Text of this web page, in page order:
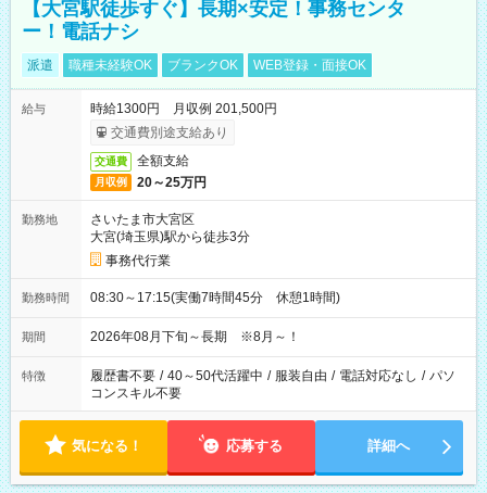
【大宮駅徒歩すぐ】長期×安定！事務センタ
ー！電話ナシ
派遣 職種未経験OK ブランクOK WEB登録・面接OK
給与
時給1300円 月収例 201,500円
交通費別途支給あり
交通費 全額支給
月収例 20～25万円
勤務地
さいたま市大宮区
大宮(埼玉県)駅から徒歩3分
事務代行業
勤務時間 08:30～17:15(実働7時間45分 休憩1時間)
期間 2026年08月下旬～長期 ※8月～！
特徴 履歴書不要 / 40～50代活躍中 / 服装自由 / 電話対応なし / パソ
コンスキル不要
気になる！ 応募する 詳細へ